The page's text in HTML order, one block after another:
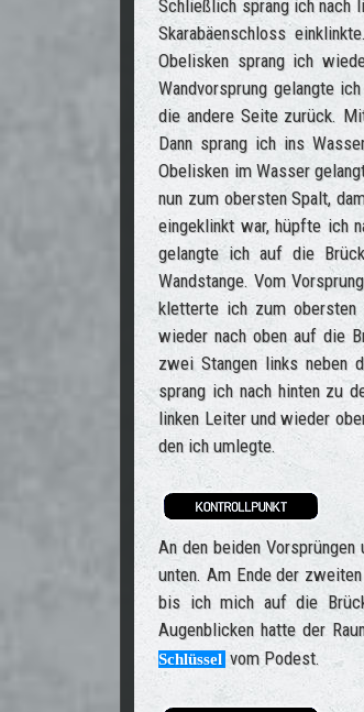
Schließlich sprang ich nach
Skarabäenschloss
Obelisken sprang ich
Wandvorsprung gelangte
die andere Seite zurück.
Dann sprang ich ins
Obelisken im Wasser
nun zum obersten Spalt,
eingeklinkt war, hüpfte ich
gelangte ich auf die
Wandstange. Vom
kletterte ich zum obersten
wieder nach oben auf die
zwei Stangen links neben
sprang ich nach hinten zu
linken Leiter und wieder
den ich umlegte.
An den beiden
unten. Am Ende der
bis ich mich auf die
Augenblicken hatte der
Schlüssel vom Podest.